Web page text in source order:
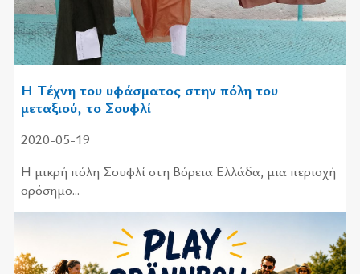
Η Τέχνη του υφάσματος στην πόλη του
μεταξιού, το Σουφλί
2020-05-19
Η μικρή πόλη Σουφλί στη Βόρεια Ελλάδα, μια περιοχή
ορόσημο...